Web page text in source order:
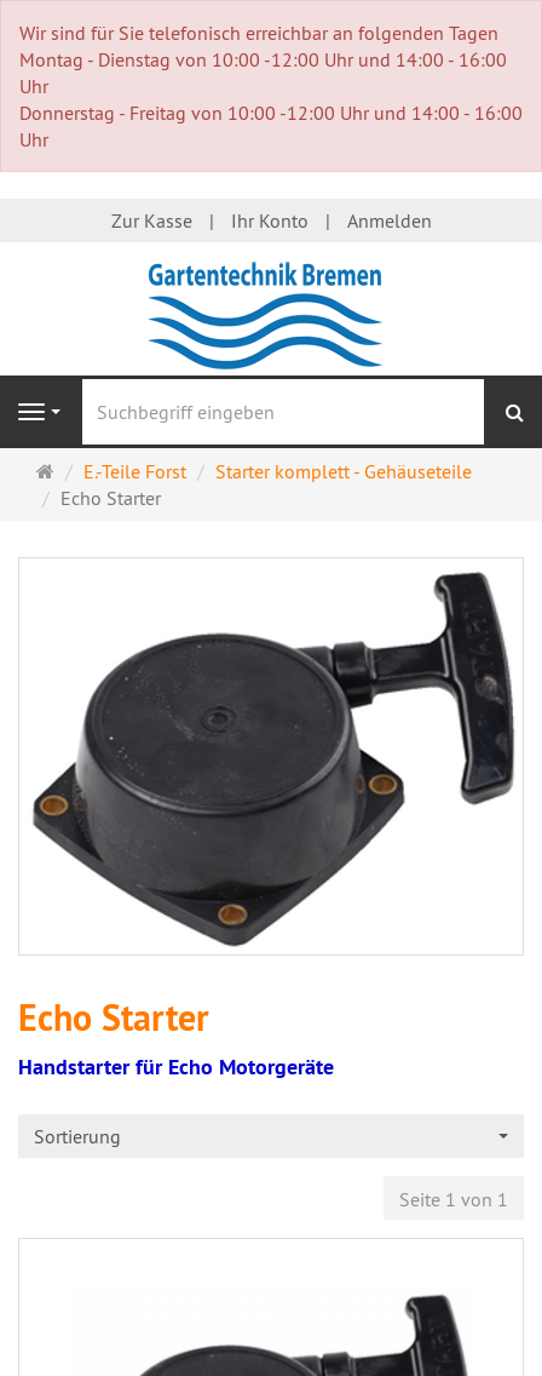
Wir sind für Sie telefonisch erreichbar an folgenden Tagen
Montag - Dienstag von 10:00 -12:00 Uhr und 14:00 - 16:00
Uhr
Donnerstag - Freitag von 10:00 -12:00 Uhr und 14:00 - 16:00
Uhr
Zur Kasse Ihr Konto Anmelden
Navigation
Startseite
E.-Teile Forst
Starter komplett - Gehäuseteile
Echo Starter
Echo Starter
Handstarter für Echo Motorgeräte
Sortierung
Seite 1 von 1